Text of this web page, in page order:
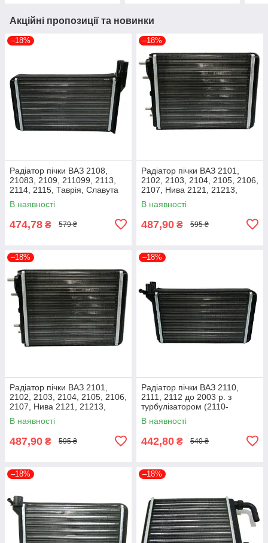
Акційні пропозиції та новинки
–18%
Радіатор пічки ВАЗ 2108,
21083, 2109, 211099, 2113,
2114, 2115, Таврія, Славута
ДК 2108-8101060t
В наявності
474,78 ₴ 579 ₴
–18%
Радіатор пічки ВАЗ 2101,
2102, 2103, 2104, 2105, 2106,
2107, Нива 2121, 21213,
21214 (2101-8101050) ДК
2101-8101050t
В наявності
487,90 ₴ 595 ₴
–18%
Радіатор пічки ВАЗ 2101,
2102, 2103, 2104, 2105, 2106,
2107, Нива 2121, 21213,
21214 (2101-8101050) ДК
2101-8101050t
В наявності
487,90 ₴ 595 ₴
–18%
Радіатор пічки ВАЗ 2110,
2111, 2112 до 2003 р. з
турбулізатором (2110-
8101060) ДК 2110-8101060t
В наявності
442,80 ₴ 540 ₴
–18% –18%